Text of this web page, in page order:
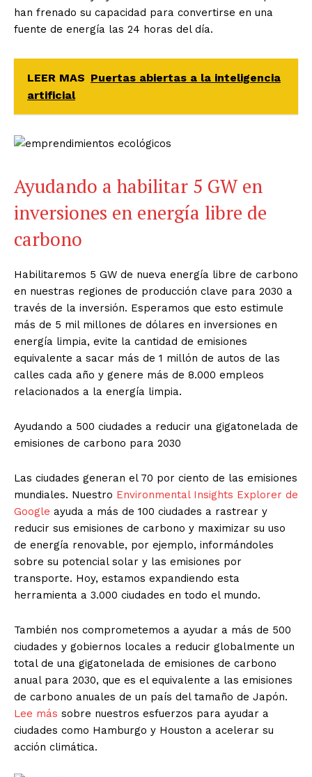
han frenado su capacidad para convertirse en una
fuente de energía las 24 horas del día.
LEER MAS Puertas abiertas a la inteligencia
artificial
Ayudando a habilitar 5 GW en
inversiones en energía libre de
carbono
Habilitaremos 5 GW de nueva energía libre de carbono
en nuestras regiones de producción clave para 2030 a
través de la inversión. Esperamos que esto estimule
más de 5 mil millones de dólares en inversiones en
energía limpia, evite la cantidad de emisiones
equivalente a sacar más de 1 millón de autos de las
calles cada año y genere más de 8.000 empleos
relacionados a la energía limpia.
Ayudando a 500 ciudades a reducir una gigatonelada de
emisiones de carbono para 2030
Las ciudades generan el 70 por ciento de las emisiones
mundiales. Nuestro Environmental Insights Explorer de
Google ayuda a más de 100 ciudades a rastrear y
reducir sus emisiones de carbono y maximizar su uso
de energía renovable, por ejemplo, informándoles
sobre su potencial solar y las emisiones por
transporte. Hoy, estamos expandiendo esta
herramienta a 3.000 ciudades en todo el mundo.
También nos comprometemos a ayudar a más de 500
ciudades y gobiernos locales a reducir globalmente un
total de una gigatonelada de emisiones de carbono
anual para 2030, que es el equivalente a las emisiones
de carbono anuales de un país del tamaño de Japón.
Lee más sobre nuestros esfuerzos para ayudar a
ciudades como Hamburgo y Houston a acelerar su
acción climática.